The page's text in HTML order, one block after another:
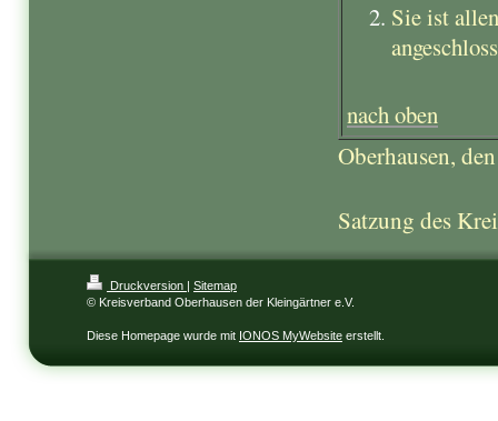
Sie ist
nach oben
Oberhausen,
Satzung des
Druckversion | Sitemap
© Kreisverband Oberhausen der Kleingärtner e.V.
Diese Homepage wurde mit IONOS MyWebsite erstellt.